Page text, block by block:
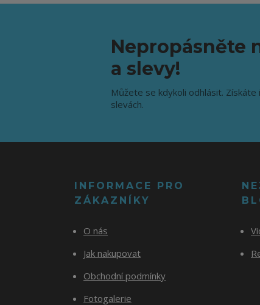
Nepropásněte
a slevy!
Můžete se kdykoli odhlásit. Získáte
slevách.
INFORMACE PRO
ZÁKAZNÍKY
O nás
Jak nakupovat
Obchodní podmínky
Fotogalerie